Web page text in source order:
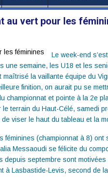
au vert pour les
Le week-end
une semaine, les U18 et les
la vaillante équipe du
finition, on aurait pu se
championnat et pointe à la 2e
terrain du Haut-Célé, samedi
viser le haut du tableau et la
(championnat à 8)
Messaoudi se félicite du
septembre sont
à Lasbastide-Levis, second de